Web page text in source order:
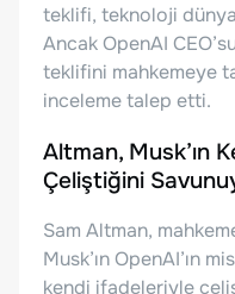
teklifi, teknoloji
Ancak OpenAI
teklifini mahkemeye
inceleme talep etti.
Altman, Musk’ın
Çeliştiğini
Sam Altman,
Musk’ın OpenAI’ın
kendi ifadeleriyle